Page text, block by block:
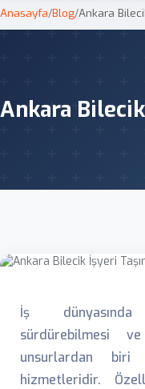
Anasayfa/Blog/Ankara
Ankara
İş
sürdürebilmesi
unsurlardan biri
hizmetleridir.